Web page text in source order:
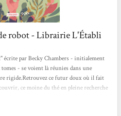
robot - Librairie L'Établi
écrite par Becky Chambers - initialement
- se voient là réunies dans une
rigide.Retrouvez ce futur doux où il fait
ce moine du thé en pleine recherche
existentielles.